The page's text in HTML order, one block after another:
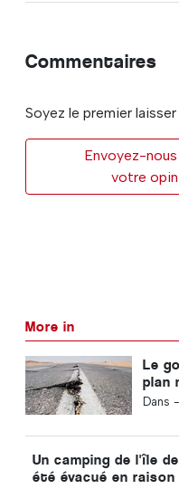
Commentaires
Soyez le premier
Envoyez-
votre
More in
Le
plan
Dans -
Un camping de l'île
été évacué en